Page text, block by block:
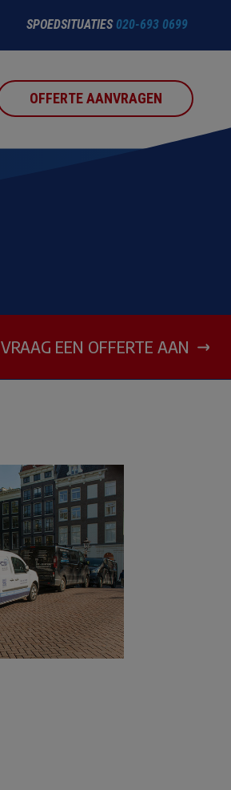
SPOEDSITUATIES 020-693 0699
OFFERTE AANVRAGEN
VRAAG EEN OFFERTE AAN